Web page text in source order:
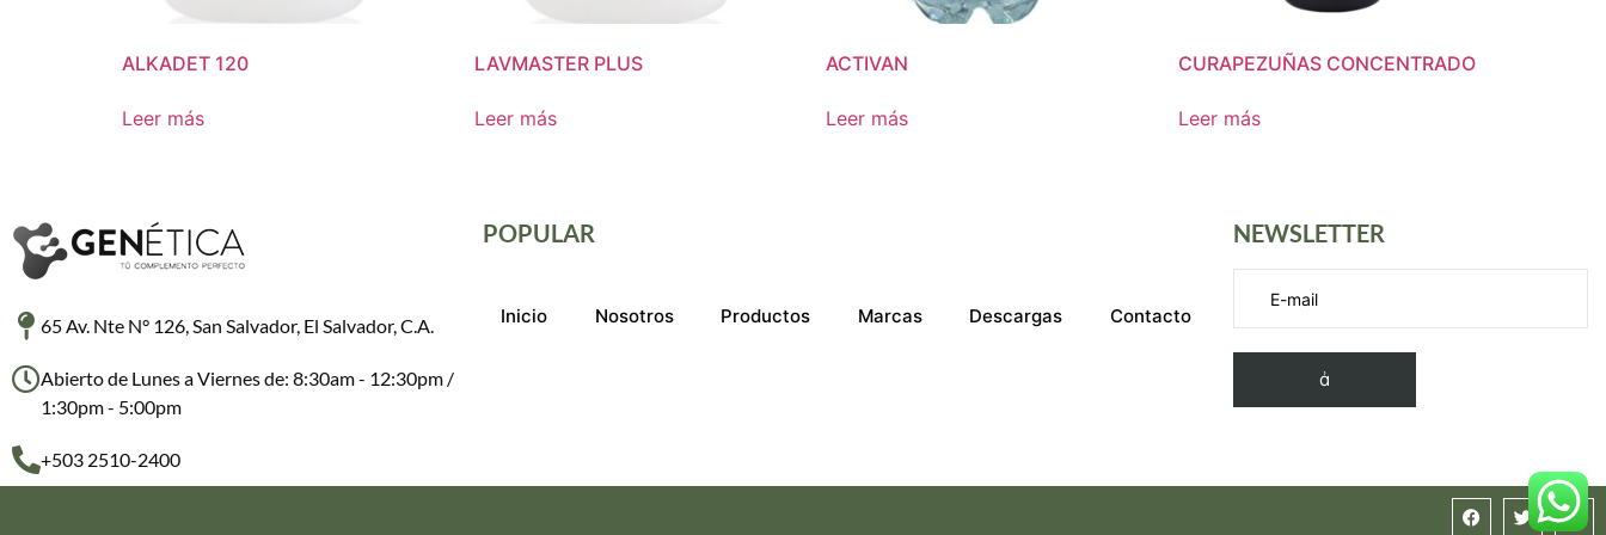
ALKADET 120
Leer más
LAVMASTER PLUS
Leer más
ACTIVAN
Leer más
CURAPEZUÑAS CONCENTRADO
Leer más
65 Av. Nte N° 126, San Salvador, El Salvador, C.A.
Abierto de Lunes a Viernes de: 8:30am - 12:30pm /
1:30pm - 5:00pm
+503 2510-2400
POPULAR
Inicio Nosotros Productos Marcas Descargas Contacto
NEWSLETTER